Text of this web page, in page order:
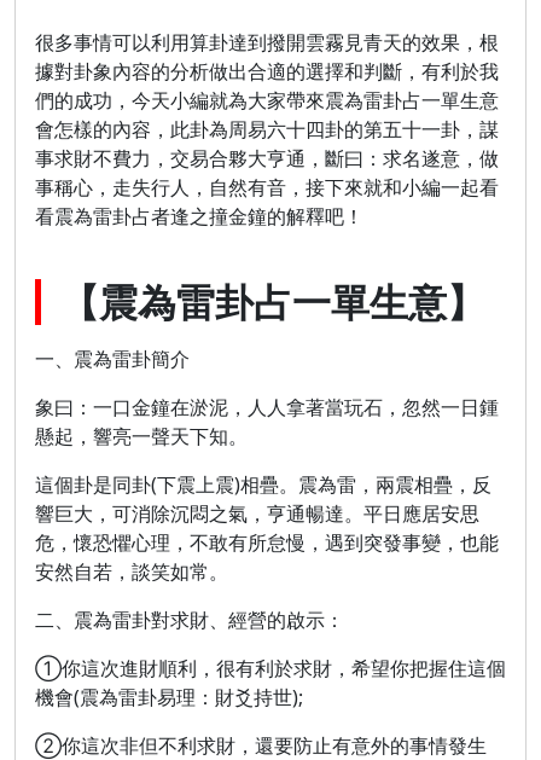
很多事情可以利用算卦達到撥開雲霧見青天的效果，根
據對卦象內容的分析做出合適的選擇和判斷，有利於我
們的成功，今天小編就為大家帶來震為雷卦占一單生意
會怎樣的內容，此卦為周易六十四卦的第五十一卦，謀
事求財不費力，交易合夥大亨通，斷曰：求名遂意，做
事稱心，走失行人，自然有音，接下來就和小編一起看
看震為雷卦占者逢之撞金鐘的解釋吧！
【震為雷卦占一單生意】
一、震為雷卦簡介
象曰：一口金鐘在淤泥，人人拿著當玩石，忽然一日鍾
懸起，響亮一聲天下知。
這個卦是同卦(下震上震)相疊。震為雷，兩震相疊，反
響巨大，可消除沉悶之氣，亨通暢達。平日應居安思
危，懷恐懼心理，不敢有所怠慢，遇到突發事變，也能
安然自若，談笑如常。
二、震為雷卦對求財、經營的啟示：
①你這次進財順利，很有利於求財，希望你把握住這個
機會(震為雷卦易理：財爻持世);
②你這次非但不利求財，還要防止有意外的事情發生